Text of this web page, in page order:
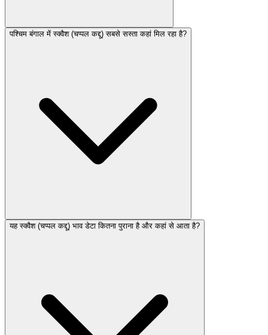
पश्चिम बंगाल में स्क्वैश (चप्पल कद्दू) सबसे सस्ता कहां मिल रहा है?
यह स्क्वैश (चप्पल कद्दू) भाव डेटा कितना पुराना है और कहां से आता है?